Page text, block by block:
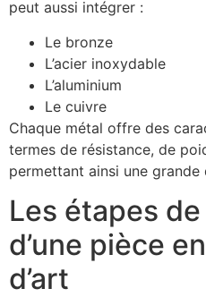
peut aussi intégrer :
Le bronze
L’acier inoxydable
L’aluminium
Le cuivre
Chaque métal offre des
termes de résistance, de
permettant ainsi une
Les étapes
d’une pièce
d’art